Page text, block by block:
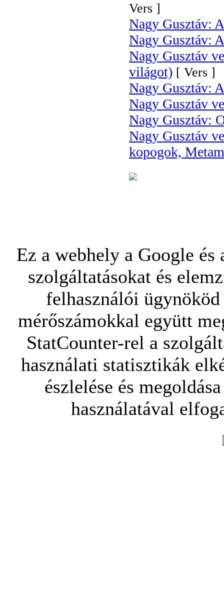
Vers ]
Nagy Gusztáv:
Nagy Gusztáv:
Nagy Gusztáv
világot) [ Vers ]
Nagy Gusztáv:
Nagy Gusztáv
Nagy Gusztáv:
Nagy Gusztáv
kopogok,
Ez a webhely a Google
szolgáltatásokat és
felhasználói
mérőszámokkal együtt
StatCounter-rel a
használati statisztikák
észlelése és
használatával